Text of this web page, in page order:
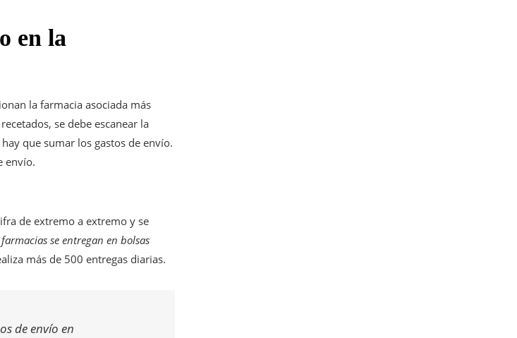
en la
la farmacia asociada más
se debe escanear la
que sumar los gastos de envío.
envío.
de extremo a extremo y se
se entregan en bolsas
más de 500 entregas diarias.
de envío en